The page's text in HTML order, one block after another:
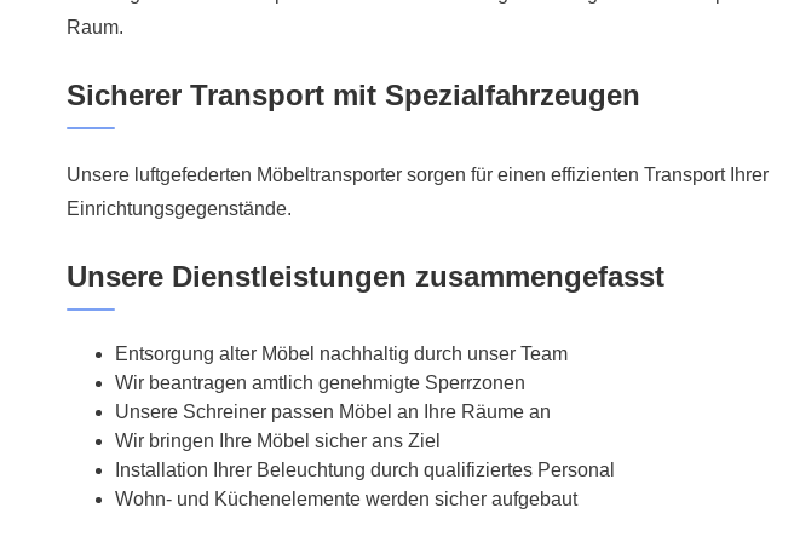
Raum.
Sicherer Transport mit Spezialfahrzeugen
Unsere luftgefederten Möbeltransporter sorgen für einen effizienten Transport Ihrer
Einrichtungsgegenstände.
Unsere Dienstleistungen zusammengefasst
Entsorgung alter Möbel nachhaltig durch unser Team
Wir beantragen amtlich genehmigte Sperrzonen
Unsere Schreiner passen Möbel an Ihre Räume an
Wir bringen Ihre Möbel sicher ans Ziel
Installation Ihrer Beleuchtung durch qualifiziertes Personal
Wohn- und Küchenelemente werden sicher aufgebaut